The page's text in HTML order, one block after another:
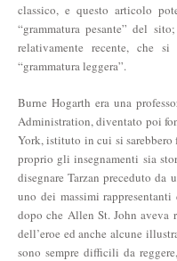
classico, e questo articolo
“grammatura pesante” del
relativamente recente, che
“grammatura leggera”.
Burne Hogarth era una
Administration, diventato poi
York, istituto in cui si
proprio gli insegnamenti sia
disegnare Tarzan preceduto da
uno dei massimi
dopo che Allen St. John aveva
dell’eroe ed anche alcune
sono sempre difficili da